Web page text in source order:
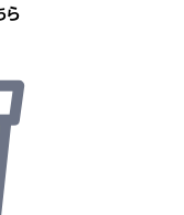
ら